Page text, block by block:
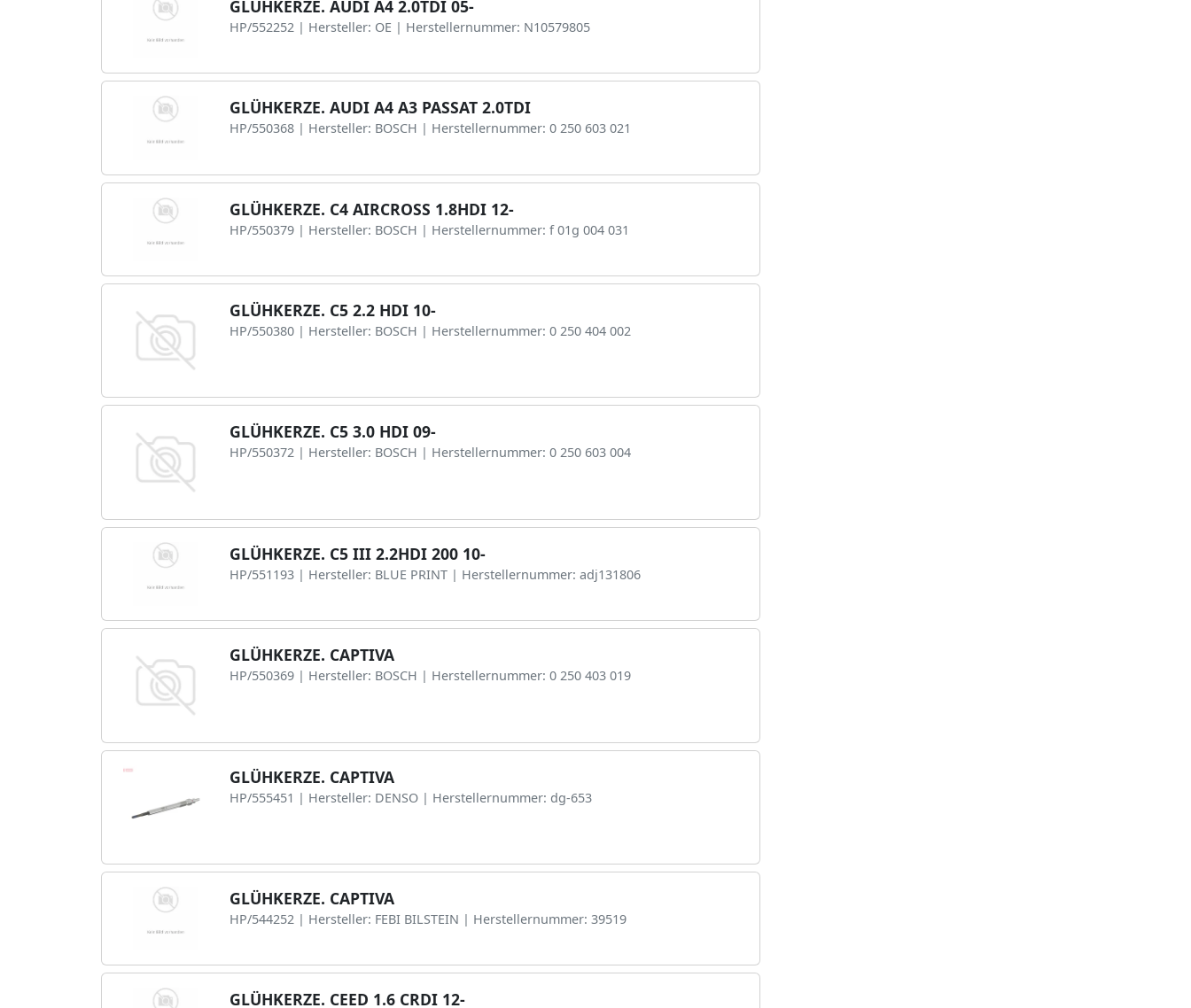
GLÜHKERZE. AUDI A4 2.0TDI 05-
HP/552252 | Hersteller: OE | Herstellernummer: N10579805
GLÜHKERZE. AUDI A4 A3 PASSAT 2.0TDI
HP/550368 | Hersteller: BOSCH | Herstellernummer: 0 250 603 021
GLÜHKERZE. C4 AIRCROSS 1.8HDI 12-
HP/550379 | Hersteller: BOSCH | Herstellernummer: f 01g 004 031
GLÜHKERZE. C5 2.2 HDI 10-
HP/550380 | Hersteller: BOSCH | Herstellernummer: 0 250 404 002
GLÜHKERZE. C5 3.0 HDI 09-
HP/550372 | Hersteller: BOSCH | Herstellernummer: 0 250 603 004
GLÜHKERZE. C5 III 2.2HDI 200 10-
HP/551193 | Hersteller: BLUE PRINT | Herstellernummer: adj131806
GLÜHKERZE. CAPTIVA
HP/550369 | Hersteller: BOSCH | Herstellernummer: 0 250 403 019
GLÜHKERZE. CAPTIVA
HP/555451 | Hersteller: DENSO | Herstellernummer: dg-653
GLÜHKERZE. CAPTIVA
HP/544252 | Hersteller: FEBI BILSTEIN | Herstellernummer: 39519
GLÜHKERZE. CEED 1.6 CRDI 12-